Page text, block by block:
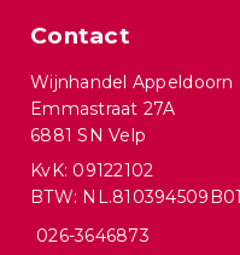
Contact
Wijnhandel Appeldoorn
Emmastraat 27A
6881 SN Velp
KvK: 09122102
BTW: NL.810394509B01
026-3646873